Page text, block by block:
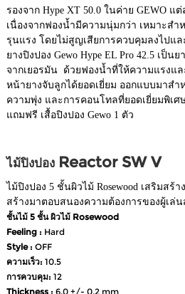
รองจาก Hype XT 50.0 ในค่าย GEWO
เนื่องจากฟองน้ำมีความนุ่มกว่า เหมาะสำ
รุนแรง โดยไม่สูญเสียการควบคุมลงไปแล
ยางปิงปอง Gewo Hype EL Pro 42.5 เป็
จากเยอรมัน ด้วยฟองน้ำที่ให้ความแรงแ
หน้ายางจับลูกได้ยอดเยี่ยม ออกแบบมาส
ความพุ่ง และการคอนโทลที่ยอดเยี่ยมพิเศ
แถมฟรี เสื้อปิงปอง Gewo 1 ตัว
ไม้ปิงปอง Reactor SW V
ไม้ปิงปอง 5 ชั้นผิวไม้ Rosewood เสริมสร้
สร้างมาตอบสนองความต้องการของผู้เล่
ชั้นไม้ 5 ชั้น ผิวไม้ Rosewood
Feeling : Hard
Style : OFF
ความเร็ว: 10.5
การควบคุม: 12
Thickness : 6.0 +/- 0.2 mm